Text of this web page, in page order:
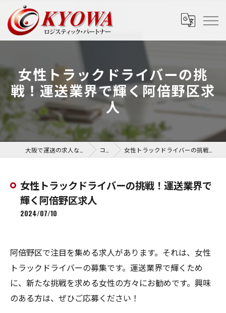
女性トラックドライバーの挑
戦！運送業界で輝く阿倍野区求
人
コラム 女性トラックドライバーの挑戦！運送業界で輝く阿倍野区求人
女性トラックドライバーの挑戦！運送業界で
輝く阿倍野区求人
2024/07/10
阿倍野区で注目を集める求人があります。それは、女性
トラックドライバーの募集です。運送業界で輝くため
に、新たな挑戦を求める女性の方々にお勧めです。興味
のある方は、ぜひご応募ください！